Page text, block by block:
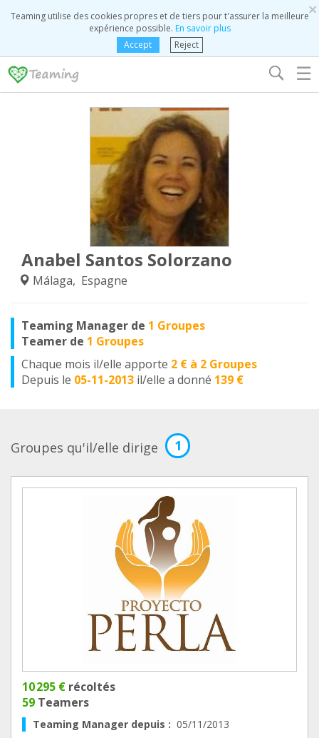
×
Teaming utilise des cookies propres et de tiers pour t'assurer la meilleure
expérience possible. En savoir plus
Accept
Reject
☰
Anabel Santos Solorzano
Málaga, Espagne
Teaming Manager de 1 Groupes
Teamer de 1 Groupes
Chaque mois il/elle apporte 2 € à 2 Groupes
Depuis le 05-11-2013 il/elle a donné 139 €
Groupes qu'il/elle dirige 1
10 295 € récoltés
59 Teamers
Teaming Manager depuis : 05/11/2013